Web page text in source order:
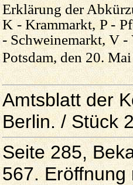
Erklärung der
K - Krammarkt, P -
- Schweinemarkt, V -
Potsdam, den 20.
Amtsblatt der
Berlin. / Stück
Seite 285,
567. Eröffnung